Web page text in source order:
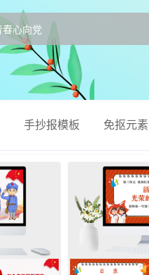
手抄报模板 免抠元素